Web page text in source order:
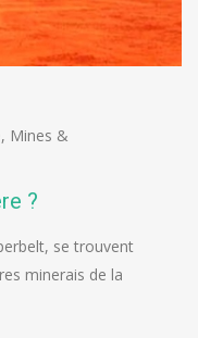
, Mines &
?
se trouvent
minerais de la